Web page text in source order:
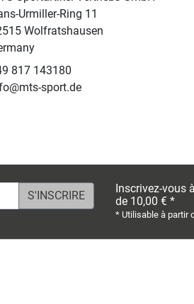
Urmiller-Ring 11
Wolfratshausen
817 143180
sport.de
Inscrivez-vous
de 10,00 € *
* Utilisable à partir